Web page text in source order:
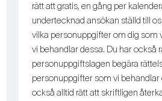
rätt att gratis, en gång per
undertecknad ansökan ställd till
vilka personuppgifter om dig som
vi behandlar dessa. Du har också
personuppgiftslagen begära
personuppgifter som vi behandlar
också alltid rätt att skriftligen